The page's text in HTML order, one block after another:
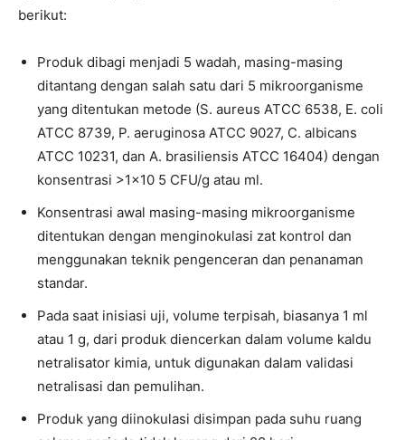
berikut:
Produk dibagi menjadi 5 wadah, masing-masing
ditantang dengan salah satu dari 5 mikroorganisme
yang ditentukan metode (S. aureus ATCC 6538, E. coli
ATCC 8739, P. aeruginosa ATCC 9027, C. albicans
ATCC 10231, dan A. brasiliensis ATCC 16404) dengan
konsentrasi >1×10 5 CFU/g atau ml.
Konsentrasi awal masing-masing mikroorganisme
ditentukan dengan menginokulasi zat kontrol dan
menggunakan teknik pengenceran dan penanaman
standar.
Pada saat inisiasi uji, volume terpisah, biasanya 1 ml
atau 1 g, dari produk diencerkan dalam volume kaldu
netralisator kimia, untuk digunakan dalam validasi
netralisasi dan pemulihan.
Produk yang diinokulasi disimpan pada suhu ruang